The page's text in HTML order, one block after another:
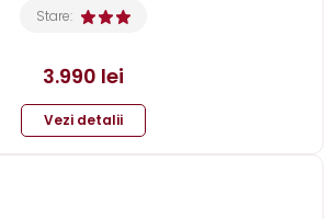
Stare:
3.990 lei
Vezi detalii